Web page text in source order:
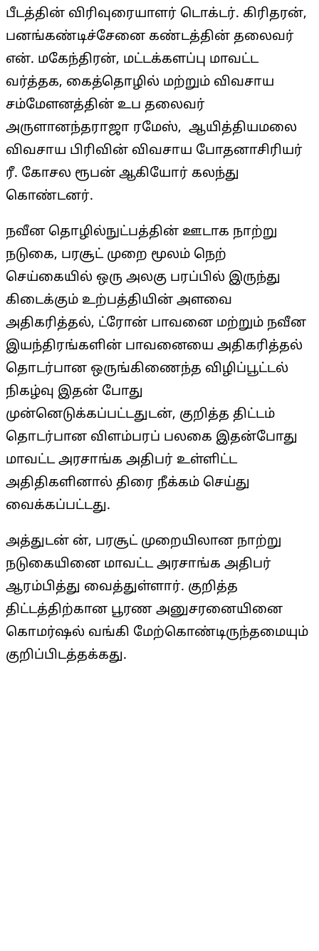
பீடத்தின் விரிவுரையாளர் டொக்டர். கிரிதரன்,
பனங்கண்டிச்சேனை கண்டத்தின் தலைவர்
என். மகேந்திரன், மட்டக்களப்பு மாவட்ட
வர்த்தக, கைத்தொழில் மற்றும் விவசாய
சம்மேளனத்தின் உப தலைவர்
அருளானந்தராஜா ரமேஸ், ஆயித்தியமலை
விவசாய பிரிவின் விவசாய போதனாசிரியர்
ரீ. கோசல ரூபன் ஆகியோர் கலந்து
கொண்டனர்.
நவீன தொழில்நுட்பத்தின் ஊடாக நாற்று
நடுகை, பரசூட் முறை மூலம் நெற்
செய்கையில் ஒரு அலகு பரப்பில் இருந்து
கிடைக்கும் உற்பத்தியின் அளவை
அதிகரித்தல், ட்ரோன் பாவனை மற்றும் நவீன
இயந்திரங்களின் பாவனையை அதிகரித்தல்
தொடர்பான ஒருங்கிணைந்த விழிப்பூட்டல்
நிகழ்வு இதன் போது
முன்னெடுக்கப்பட்டதுடன், குறித்த திட்டம்
தொடர்பான விளம்பரப் பலகை இதன்போது
மாவட்ட அரசாங்க அதிபர் உள்ளிட்ட
அதிதிகளினால் திரை நீக்கம் செய்து
வைக்கப்பட்டது.
அத்துடன் ன், பரசூட் முறையிலான நாற்று
நடுகையினை மாவட்ட அரசாங்க அதிபர்
ஆரம்பித்து வைத்துள்ளார். குறித்த
திட்டத்திற்கான பூரண அனுசரனையினை
கொமர்ஷல் வங்கி மேற்கொண்டிருந்தமையும்
குறிப்பிடத்தக்கது.